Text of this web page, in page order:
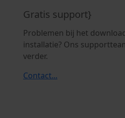
Gratis support}
Problemen bij het
installatie? Ons
verder.
Contact...